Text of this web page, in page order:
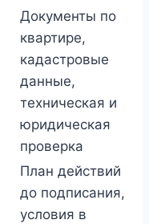
Документы по
квартире,
кадастровые
данные,
техническая и
юридическая
проверка
План действий
до подписания,
условия в